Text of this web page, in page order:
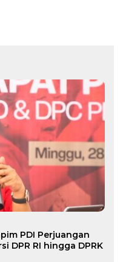
PDI Perjuangan
DPR RI hingga DPRK